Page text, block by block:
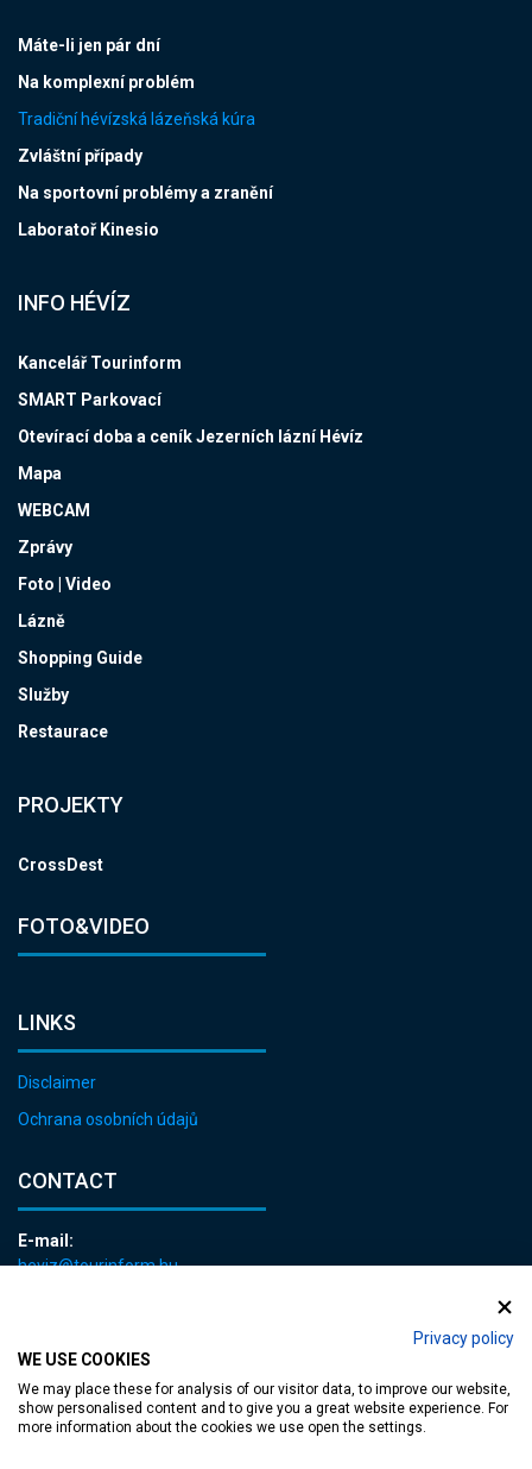
Privacy policy
WE USE COOKIES
We may place these for analysis of our visitor data, to improve our website,
show personalised content and to give you a great website experience. For
more information about the cookies we use open the settings.
Máte-li jen pár dní
Na komplexní problém
Tradiční hévízská lázeňská kúra
Zvláštní případy
Na sportovní problémy a zranění
Laboratoř Kinesio
INFO HÉVÍZ
Kancelář Tourinform
SMART Parkovací
Otevírací doba a ceník Jezerních lázní Hévíz
Mapa
WEBCAM
Zprávy
Foto | Video
Lázně
Shopping Guide
Služby
Restaurace
PROJEKTY
CrossDest
FOTO&VIDEO
LINKS
Disclaimer
Ochrana osobních údajů
CONTACT
E-mail:
heviz@tourinform.hu